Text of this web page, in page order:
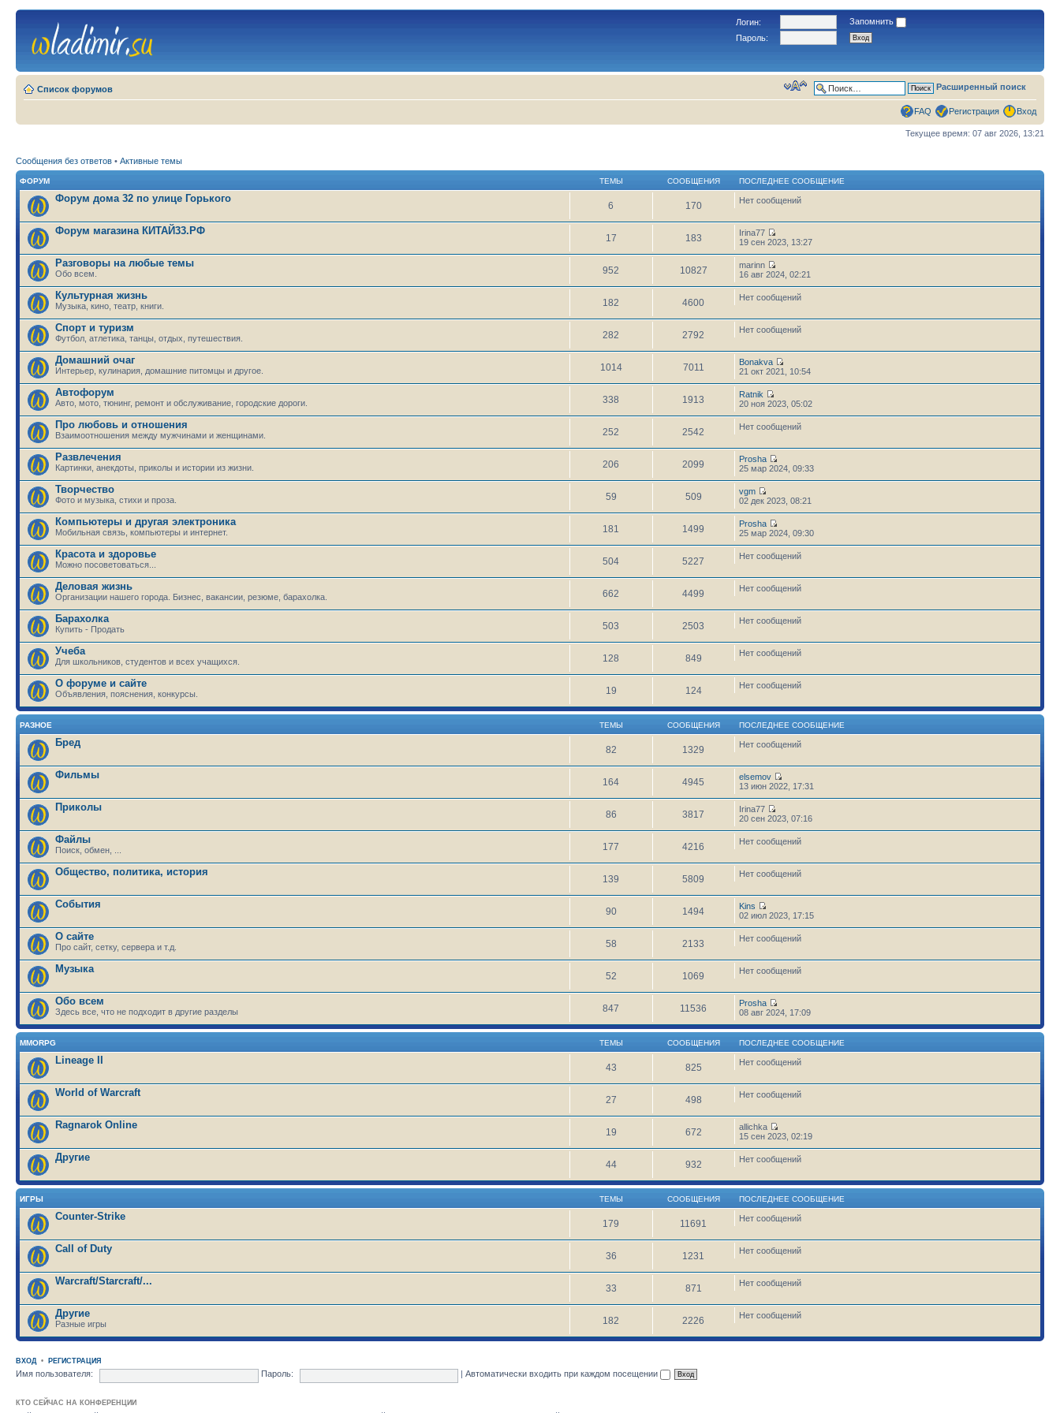
Логин:
Запомнить
Пароль:
Список форумов Расширенный поиск
FAQ Регистрация Вход
Текущее время: 07 авг 2026, 13:21
Сообщения без ответов • Активные темы
ФОРУМ ТЕМЫ СООБЩЕНИЯ ПОСЛЕДНЕЕ СООБЩЕНИЕ
Форум дома 32 по улице Горького
6 170 Нет сообщений
Форум магазина КИТАЙ33.РФ
17 183
Irina77
19 сен 2023, 13:27
Разговоры на любые темы
Обо всем. 952 10827
marinn
16 авг 2024, 02:21
Культурная жизнь
Музыка, кино, театр, книги. 182 4600 Нет сообщений
Спорт и туризм
Футбол, атлетика, танцы, отдых, путешествия. 282 2792 Нет сообщений
Домашний очаг
Интерьер, кулинария, домашние питомцы и другое. 1014 7011
Bonakva
21 окт 2021, 10:54
Автофорум
Авто, мото, тюнинг, ремонт и обслуживание, городские дороги. 338 1913
Ratnik
20 ноя 2023, 05:02
Про любовь и отношения
Взаимоотношения между мужчинами и женщинами. 252 2542 Нет сообщений
Развлечения
Картинки, анекдоты, приколы и истории из жизни. 206 2099
Prosha
25 мар 2024, 09:33
Творчество
Фото и музыка, стихи и проза. 59 509
vgm
02 дек 2023, 08:21
Компьютеры и другая электроника
Мобильная связь, компьютеры и интернет. 181 1499
Prosha
25 мар 2024, 09:30
Красота и здоровье
Можно посоветоваться... 504 5227 Нет сообщений
Деловая жизнь
Организации нашего города. Бизнес, вакансии, резюме, барахолка. 662 4499 Нет сообщений
Барахолка
Купить - Продать 503 2503 Нет сообщений
Учеба
Для школьников, студентов и всех учащихся. 128 849 Нет сообщений
О форуме и сайте
Объявления, пояснения, конкурсы. 19 124 Нет сообщений
РАЗНОЕ ТЕМЫ СООБЩЕНИЯ ПОСЛЕДНЕЕ СООБЩЕНИЕ
Бред
82 1329 Нет сообщений
Фильмы
164 4945
elsemov
13 июн 2022, 17:31
Приколы
86 3817
Irina77
20 сен 2023, 07:16
Файлы
Поиск, обмен, ... 177 4216 Нет сообщений
Общество, политика, история
139 5809 Нет сообщений
События
90 1494
Kins
02 июл 2023, 17:15
О сайте
Про сайт, сетку, сервера и т.д. 58 2133 Нет сообщений
Музыка
52 1069 Нет сообщений
Обо всем
Здесь все, что не подходит в другие разделы 847 11536
Prosha
08 авг 2024, 17:09
MMORPG ТЕМЫ СООБЩЕНИЯ ПОСЛЕДНЕЕ СООБЩЕНИЕ
Lineage II
43 825 Нет сообщений
World of Warcraft
27 498 Нет сообщений
Ragnarok Online
19 672
allichka
15 сен 2023, 02:19
Другие
44 932 Нет сообщений
ИГРЫ ТЕМЫ СООБЩЕНИЯ ПОСЛЕДНЕЕ СООБЩЕНИЕ
Counter-Strike
179 11691 Нет сообщений
Call of Duty
36 1231 Нет сообщений
Warcraft/Starcraft/...
33 871 Нет сообщений
Другие
Разные игры 182 2226 Нет сообщений
ВХОД• РЕГИСТРАЦИЯ
Имя пользователя: Пароль: |Автоматически входить при каждом посещении
КТО СЕЙЧАС НА КОНФЕРЕНЦИИ